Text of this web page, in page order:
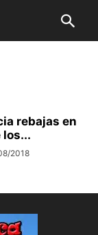
rebajas en
los...
2018